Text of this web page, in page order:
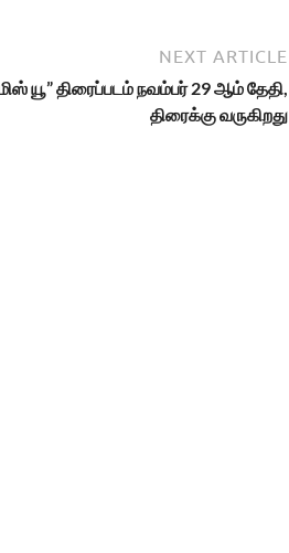
NEXT ARTICLE
யூ” திரைப்படம் நவம்பர் 29 ஆம் தேதி,
திரைக்கு வருகிறது